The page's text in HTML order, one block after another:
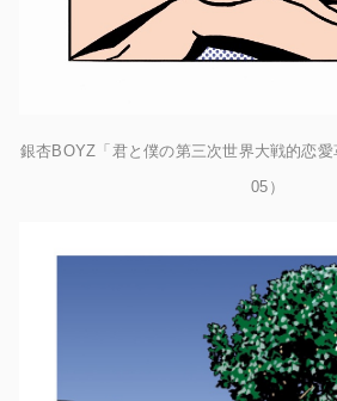
銀杏BOYZ「君と僕の第三次世界大戦的恋
05）